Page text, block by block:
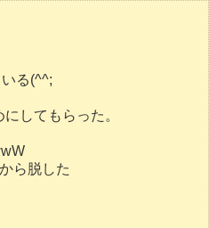
る(^^;
してもらった。
ら脱した